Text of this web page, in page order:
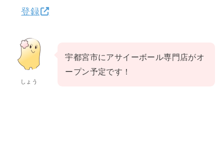
登録
しょう
宇都宮市にアサイーボール専門店がオ
ープン予定です！